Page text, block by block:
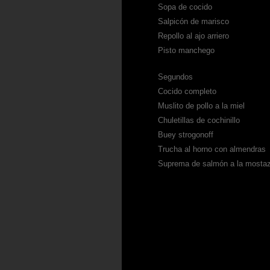
Sopa de cocido
Salpicón de marisco
Repollo al ajo arriero
Pisto manchego
Segundos
Cocido completo
Muslito de pollo a la miel
Chuletillas de cochinillo
Buey strogonoff
Trucha al horno con almendras
Suprema de salmón a la